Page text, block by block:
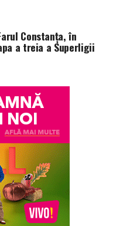
Constanța, în
a treia a Superligii